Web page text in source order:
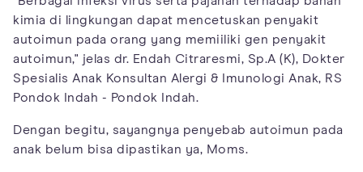
kimia di lingkungan dapat mencetuskan penyakit
autoimun pada orang yang memiiliki gen penyakit
autoimun," jelas dr. Endah Citraresmi, Sp.A (K), Dokter
Spesialis Anak Konsultan Alergi & Imunologi Anak, RS
Pondok Indah - Pondok Indah.
Dengan begitu, sayangnya penyebab autoimun pada
anak belum bisa dipastikan ya, Moms.